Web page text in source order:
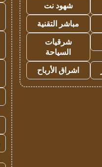
شهود نت
مباشر التقنية
شرقيات
السياحة
اشراق الأرباح